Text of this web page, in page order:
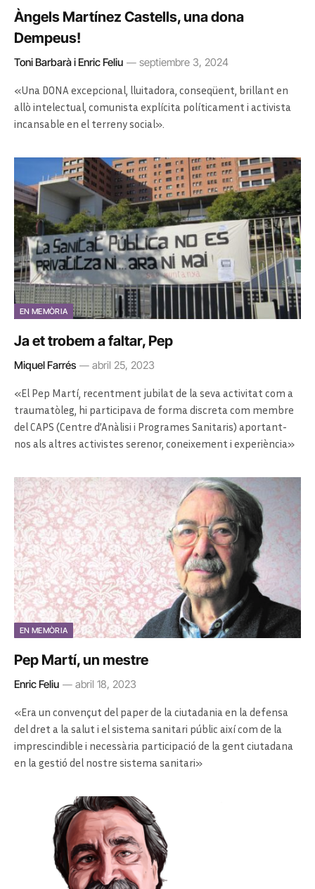
Àngels Martínez Castells, una dona
Dempeus!
Toni Barbarà i Enric Feliu septiembre 3, 2024
«Una DONA excepcional, lluitadora, conseqüent, brillant en
allò intelectual, comunista explícita políticament i activista
incansable en el terreny social».
EN MEMÒRIA
Ja et trobem a faltar, Pep
Miquel Farrés abril 25, 2023
«El Pep Martí, recentment jubilat de la seva activitat com a
traumatòleg, hi participava de forma discreta com membre
del CAPS (Centre d’Anàlisi i Programes Sanitaris) aportant-
nos als altres activistes serenor, coneixement i experiència»
EN MEMÒRIA
Pep Martí, un mestre
Enric Feliu abril 18, 2023
«Era un convençut del paper de la ciutadania en la defensa
del dret a la salut i el sistema sanitari públic així com de la
imprescindible i necessària participació de la gent ciutadana
en la gestió del nostre sistema sanitari»